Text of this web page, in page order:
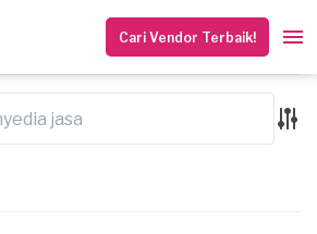
Cari Vendor Terbaik!